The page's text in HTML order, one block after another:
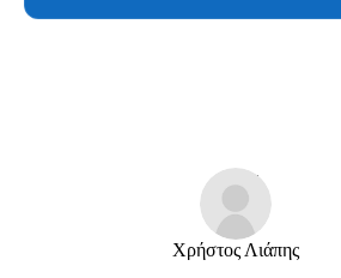
Χρήστος Λιάπης